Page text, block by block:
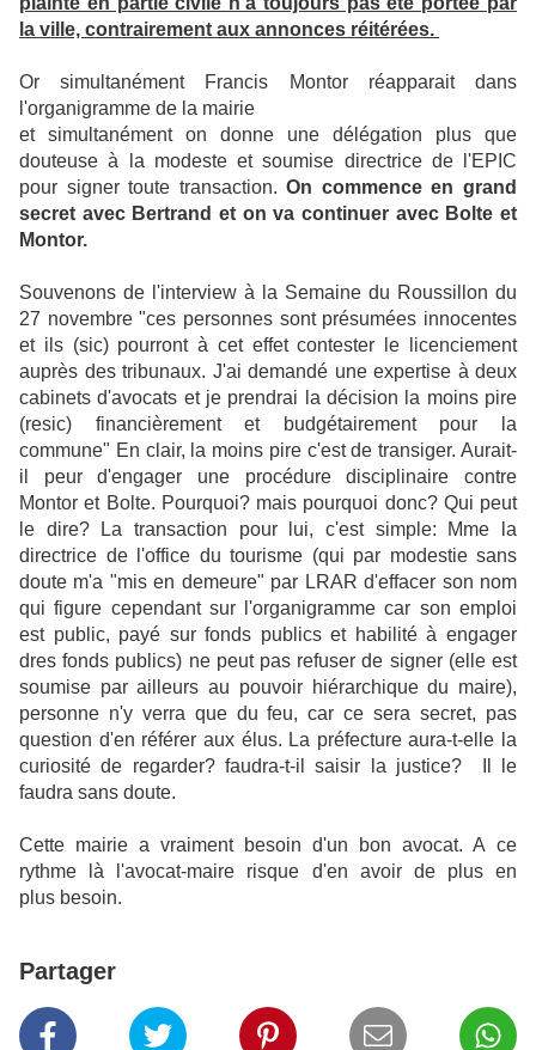
la ville, contrairement aux annonces réitérées.
Or simultanément Francis Montor réapparait dans
l'organigramme de la mairie
et simultanément on donne une délégation plus que
douteuse à la modeste et soumise directrice de l'EPIC
pour signer toute transaction.On commence en grand
secret avec Bertrand et on va continuer avec Bolte et
Montor.
Souvenons de l'interview à la Semaine du Roussillon du
27 novembre "ces personnes sont présumées innocentes
et ils (sic) pourront à cet effet contester le licenciement
auprès des tribunaux. J'ai demandé une expertise à deux
cabinets d'avocats et je prendrai la décision la moins pire
(resic) financièrement et budgétairement pour la
commune" En clair, la moins pire c'est de transiger. Aurait-
il peur d'engager une procédure disciplinaire contre
Montor et Bolte. Pourquoi? mais pourquoi donc? Qui peut
le dire? La transaction pour lui, c'est simple: Mme la
directrice de l'office du tourisme (qui par modestie sans
doute m'a "mis en demeure" par LRAR d'effacer son nom
qui figure cependant sur l'organigramme car son emploi
est public, payé sur fonds publics et habilité à engager
dres fonds publics) ne peut pas refuser de signer (elle est
soumise par ailleurs au pouvoir hiérarchique du maire),
personne n'y verra que du feu, car ce sera secret, pas
question d'en référer aux élus. La préfecture aura-t-elle la
curiosité de regarder? faudra-t-il saisir la justice? Il le
faudra sans doute.
Cette mairie a vraiment besoin d'un bon avocat. A ce
rythme là l'avocat-maire risque d'en avoir de plus en
plus besoin.
Partager